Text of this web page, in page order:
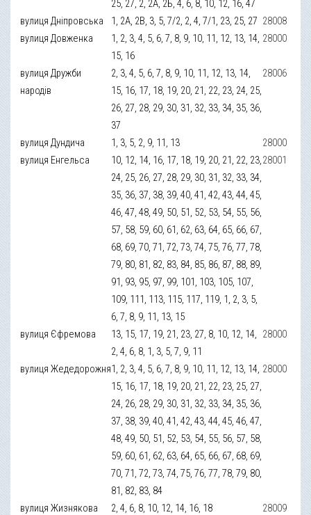
25, 27, 2, 2А, 2Б, 4, 6, 8, 10, 12, 16, 47
вулиця Дніпровська
1, 2А, 2В, 3, 5, 7/2, 2, 4, 7/1, 23, 25, 27 28008
вулиця Довженка
1, 2, 3, 4, 5, 6, 7, 8, 9, 10, 11, 12, 13, 14,
15, 16
28000
вулиця Дружби
народів
2, 3, 4, 5, 6, 7, 8, 9, 10, 11, 12, 13, 14,
15, 16, 17, 18, 19, 20, 21, 22, 23, 24, 25,
26, 27, 28, 29, 30, 31, 32, 33, 34, 35, 36,
37
28006
вулиця Дундича 1, 3, 5, 2, 9, 11, 13
28000
вулиця Енгельса
10, 12, 14, 16, 17, 18, 19, 20, 21, 22, 23,
24, 25, 26, 27, 28, 29, 30, 31, 32, 33, 34,
35, 36, 37, 38, 39, 40, 41, 42, 43, 44, 45,
46, 47, 48, 49, 50, 51, 52, 53, 54, 55, 56,
57, 58, 59, 60, 61, 62, 63, 64, 65, 66, 67,
68, 69, 70, 71, 72, 73, 74, 75, 76, 77, 78,
79, 80, 81, 82, 83, 84, 85, 86, 87, 88, 89,
91, 93, 95, 97, 99, 101, 103, 105, 107,
109, 111, 113, 115, 117, 119, 1, 2, 3, 5,
6, 7, 8, 9, 11, 13, 15
28001
вулиця Єфремова
13, 15, 17, 19, 21, 23, 27, 8, 10, 12, 14,
2, 4, 6, 8, 1, 3, 5, 7, 9, 11
28000
вулиця Жедедорожня1, 2, 3, 4, 5, 6, 7, 8, 9, 10, 11, 12, 13, 14,
15, 16, 17, 18, 19, 20, 21, 22, 23, 25, 27,
24, 26, 28, 29, 30, 31, 32, 33, 34, 35, 36,
37, 38, 39, 40, 41, 42, 43, 44, 45, 46, 47,
48, 49, 50, 51, 52, 53, 54, 55, 56, 57, 58,
59, 60, 61, 62, 63, 64, 65, 66, 67, 68, 69,
70, 71, 72, 73, 74, 75, 76, 77, 78, 79, 80,
81, 82, 83, 84
28000
вулиця Жизнякова 2, 4, 6, 8, 10, 12, 14, 16, 18
28009